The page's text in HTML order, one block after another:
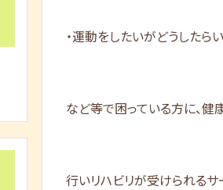
・運動をしたいがどうしたら
など等で困っている方に、
行いリハビリが受けられるサ